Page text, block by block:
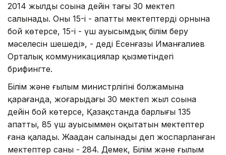
2014 жылдың соңына дейін тағы 30 мектеп
салынады. Оның 15-і - апатты мектептердің орнына
бой көтерсе, 15-і - үш ауысымдық білім беру
мәселесін шешеді», - деді Есенғазы Иманғалиев
Орталық коммуникациялар қызметіндегі
брифингте.
Білім және ғылым министрлігінің болжамына
қарағанда, жоғарыдағы 30 мектеп жыл соңына
дейін бой көтерсе, Қазақстанда барлығы 135
апатты, 85 үш ауысыммен оқытатын мектептер
ғана қалады. Жаңадан салынады деп жоспарланған
мектептер саны - 284. Демек, Білім және ғылым